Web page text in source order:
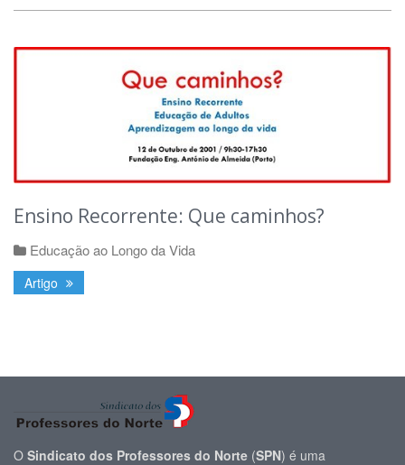
Ensino Recorrente: Que caminhos?
Educação ao Longo da Vida
Artigo
O Sindicato dos Professores do Norte (SPN) é uma